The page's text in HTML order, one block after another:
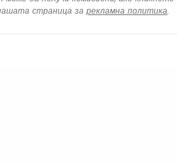
страница за рекламна политика.